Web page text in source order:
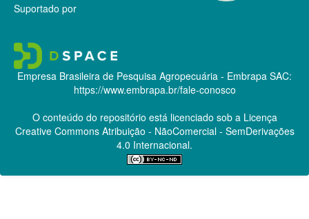
Suportado por
Empresa Brasileira de Pesquisa Agropecuária - Embrapa SAC:
https://www.embrapa.br/fale-conosco
O conteúdo do repositório está licenciado sob a Licença
Creative CommonsAtribuição - NãoComercial - SemDerivações
4.0 Internacional.